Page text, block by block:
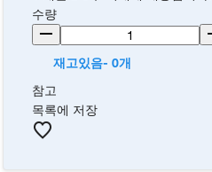
수량
재고있음- 0개
참고
목록에 저장